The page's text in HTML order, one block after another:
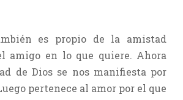
es propio de la amistad
amigo en lo que quiere. Ahora
de Dios se nos manifiesta por
pertenece al amor por el que